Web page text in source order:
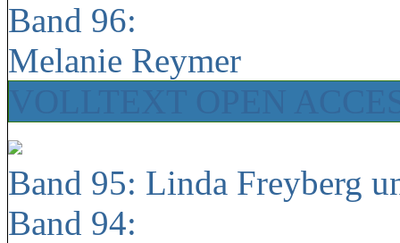
Band 96:
Melanie Reymer
Band 95: Linda Freyberg
Band 94: